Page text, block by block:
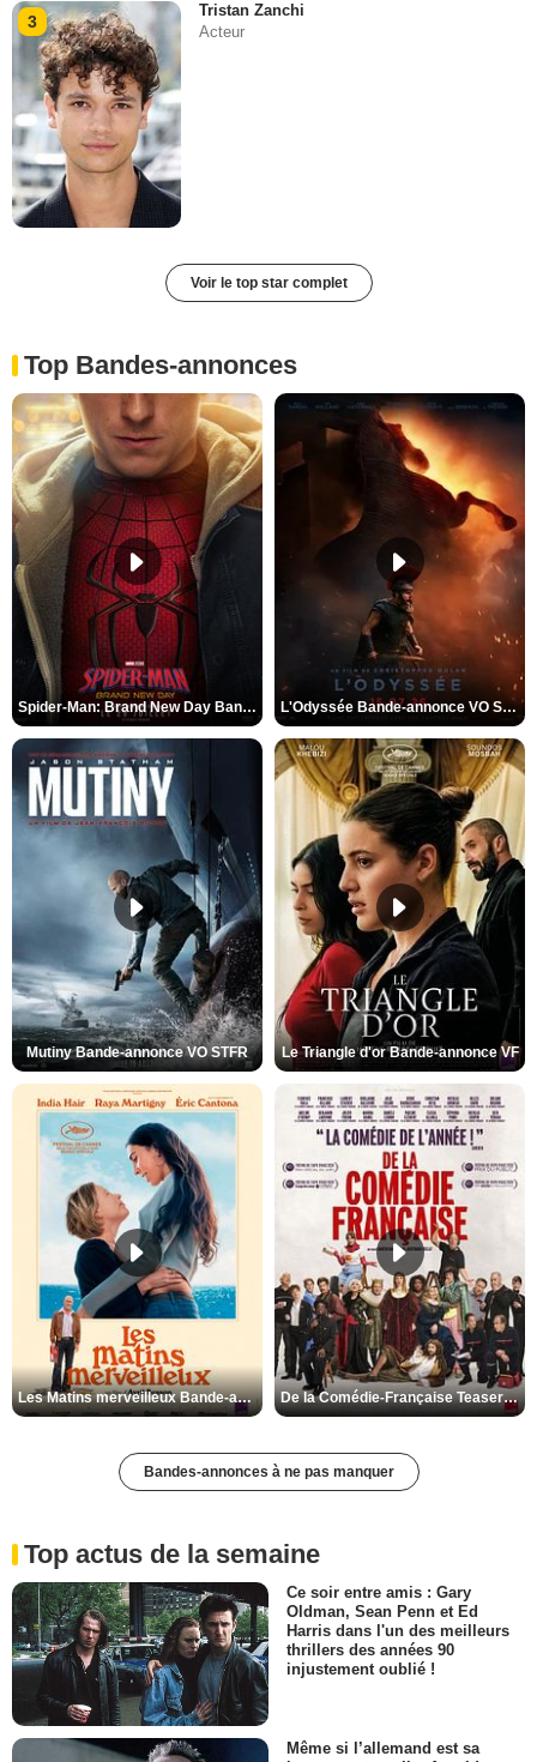
3
Tristan Zanchi
Acteur
Voir le top star complet
Top Bandes-annonces
Spider-Man: Brand New Day Bande-annonce VO STFR L'Odyssée Bande-annonce VO STFR
Mutiny Bande-annonce VO STFR Le Triangle d'or Bande-annonce VF
Les Matins merveilleux Bande-annonce VF De la Comédie-Française Teaser VF
Bandes-annonces à ne pas manquer
Top actus de la semaine
Ce soir entre amis : Gary
Oldman, Sean Penn et Ed
Harris dans l'un des meilleurs
thrillers des années 90
injustement oublié !
Même si l’allemand est sa